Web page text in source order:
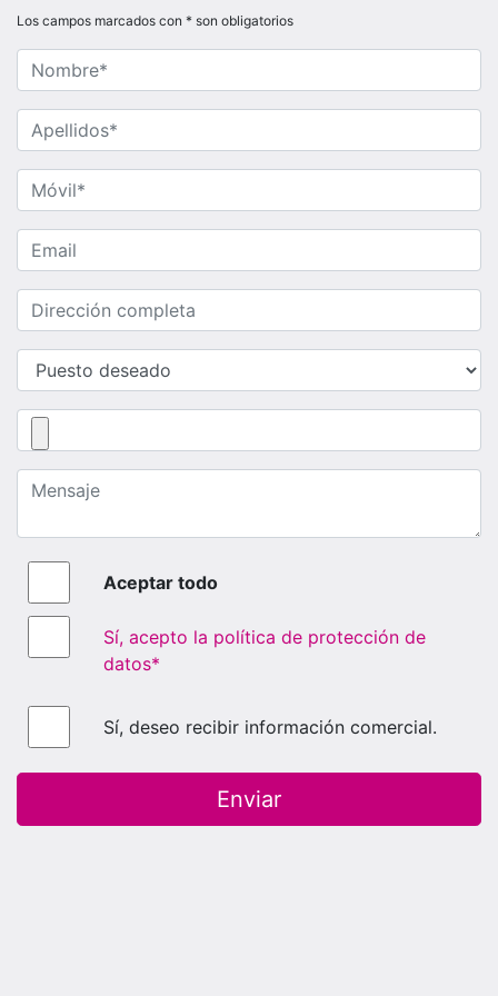
Los campos marcados con * son obligatorios
Aceptar todo
Sí, acepto la política de protección de
datos*
Sí, deseo recibir información comercial.
Enviar